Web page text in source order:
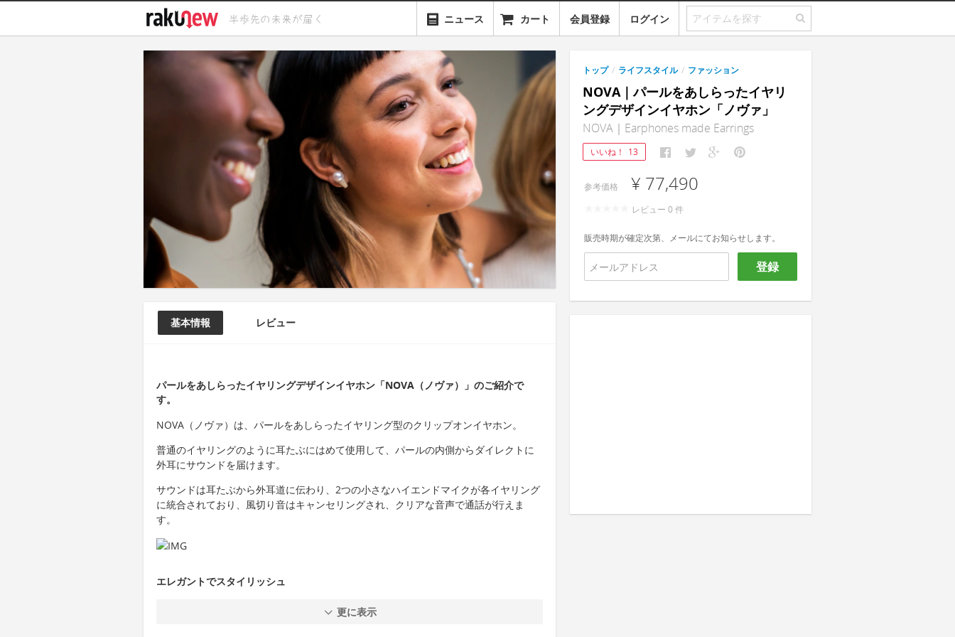
ニュース カート 会員登録 ログイン
基本情報 レビュー
パールをあしらったイヤリングデザインイヤホン「NOVA（ノヴァ）」のご紹介で
す。
NOVA（ノヴァ）は、パールをあしらったイヤリング型のクリップオンイヤホン。
普通のイヤリングのように耳たぶにはめて使用して、パールの内側からダイレクトに
外耳にサウンドを届けます。
サウンドは耳たぶから外耳道に伝わり、2つの小さなハイエンドマイクが各イヤリング
に統合されており、風切り音はキャンセリングされ、クリアな音声で通話が行えま
す。
エレガントでスタイリッシュ
更に表示
トップ / ライフスタイル / ファッション
NOVA｜パールをあしらったイヤリ
ングデザインイヤホン「ノヴァ」
NOVA｜Earphones made Earrings
いいね！ 13
参考価格 ¥ 77,490
レビュー 0 件
販売時期が確定次第、メールにてお知らせします。
登録